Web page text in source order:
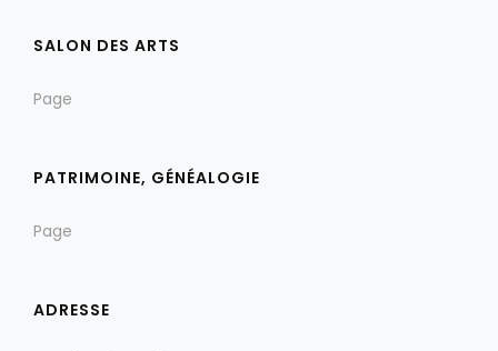
SALON DES ARTS
Page
PATRIMOINE, GÉNÉALOGIE
Page
ADRESSE